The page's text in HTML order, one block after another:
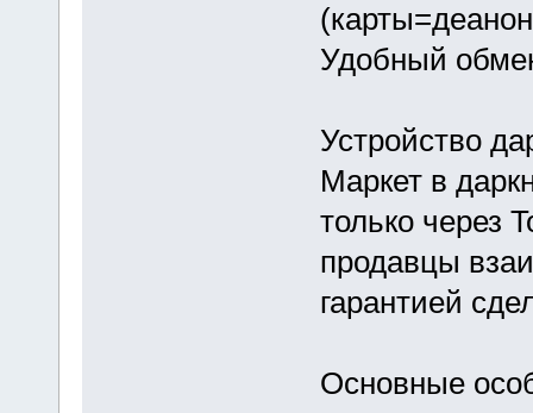
Удобный
Устройство
Маркет в
только через
продавцы
гарантией
Основные